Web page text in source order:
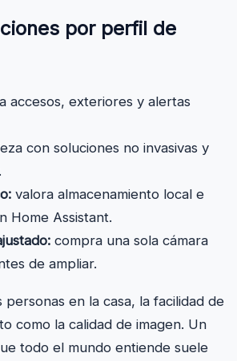
por perfil de
accesos, exteriores y alertas
con soluciones no invasivas y
valora almacenamiento local e
Home Assistant.
compra una sola cámara
de ampliar.
personas en la casa, la facilidad de
como la calidad de imagen. Un
todo el mundo entiende suele